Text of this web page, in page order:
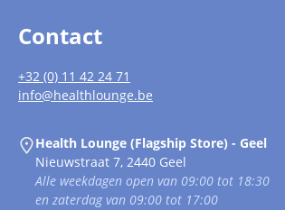
Contact
+32 (0) 11 42 24 71
info@healthlounge.be
Health Lounge (Flagship Store) - Geel
Nieuwstraat 7, 2440 Geel
Alle weekdagen open van 09:00 tot 18:30
en zaterdag van 09:00 tot 17:00